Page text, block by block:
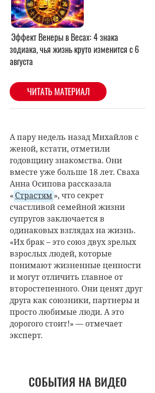
А пару недель назад Михайлов с
женой, кстати, отметили
годовщину знакомства. Они
вместе уже больше 18 лет. Сваха
Анна Осипова рассказала
« Страстям», что секрет
счастливой семейной жизни
супругов заключается в
одинаковых взглядах на жизнь.
«Их брак – это союз двух зрелых
взрослых людей, которые
понимают жизненные ценности
и могут отличить главное от
второстепенного. Они ценят друг
друга как союзники, партнеры и
просто любимые люди. А это
дорогого стоит!» — отмечает
эксперт.
СОБЫТИЯ НА ВИДЕО